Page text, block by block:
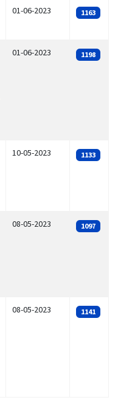
01-06-2023 1163
01-06-2023 1198
10-05-2023 1133
08-05-2023 1097
08-05-2023 1141